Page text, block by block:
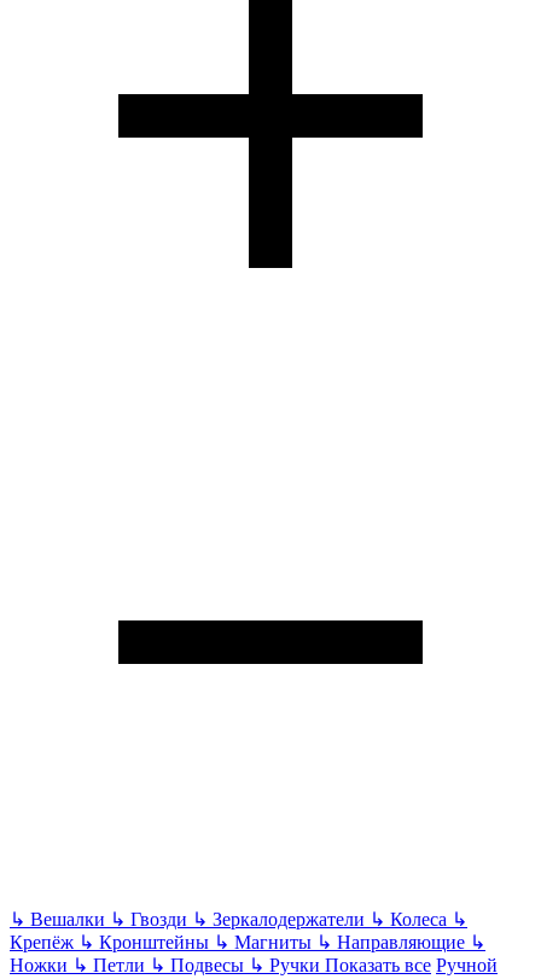
↳ Вешалки ↳ Гвозди ↳ Зеркалодержатели ↳ Колеса ↳
Крепёж ↳ Кронштейны ↳ Магниты ↳ Направляющие ↳
Ножки ↳ Петли ↳ Подвесы ↳ Ручки Показать все Ручной